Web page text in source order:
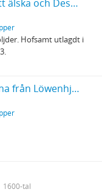
Diktmanus: "Konsten att älska och Dess Följder."
Hofsamt utlagdt i
Julhälsning till Mörnrarna från Löwenhjelmarna
1600-tal